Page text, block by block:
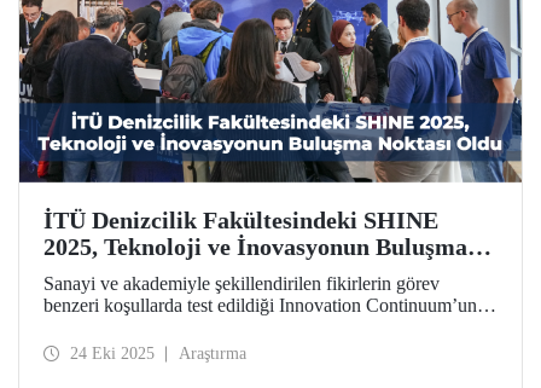
İTÜ Denizcilik Fakültesindeki SHINE
2025, Teknoloji ve İnovasyonun Buluşma
Noktası Oldu
Sanayi ve akademiyle şekillendirilen fikirlerin görev
benzeri koşullarda test edildiği Innovation Continuum’un
Denizcilik Fakültemizin katkısıyla Tuzla Yerleşkemizde
24 Eki 2025 Araştırma